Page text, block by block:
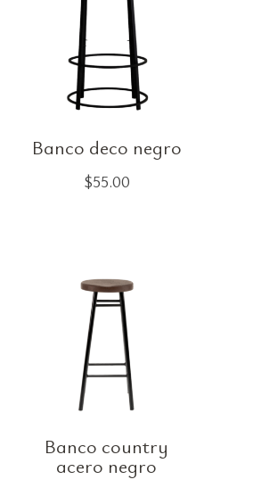
Banco deco negro
$55.00
Banco country
acero negro